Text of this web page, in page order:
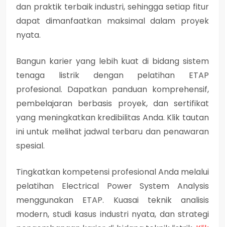
dan praktik terbaik industri, sehingga setiap fitur
dapat dimanfaatkan maksimal dalam proyek
nyata.
Bangun karier yang lebih kuat di bidang sistem
tenaga listrik dengan pelatihan ETAP
profesional. Dapatkan panduan komprehensif,
pembelajaran berbasis proyek, dan sertifikat
yang meningkatkan kredibilitas Anda. Klik tautan
ini untuk melihat jadwal terbaru dan penawaran
spesial.
Tingkatkan kompetensi profesional Anda melalui
pelatihan Electrical Power System Analysis
menggunakan ETAP. Kuasai teknik analisis
modern, studi kasus industri nyata, dan strategi